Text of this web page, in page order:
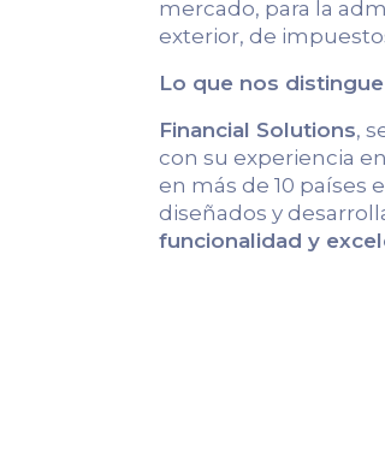
mercado, para la
exterior, de
Lo que nos distingue
Financial Solutions,
con su experiencia
en más de 10 países
diseñados y
funcionalidad y